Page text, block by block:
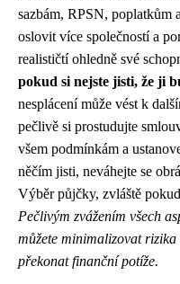
sazbám, RPSN, poplatkům
oslovit více společností a
realističtí ohledně své
pokud si nejste jisti, že ji
nesplácení může vést k
pečlivě si prostudujte
všem podmínkám a
něčím jisti, neváhejte se
Výběr půjčky, zvláště
Pečlivým zvážením všech
můžete minimalizovat
překonat finanční potíže.